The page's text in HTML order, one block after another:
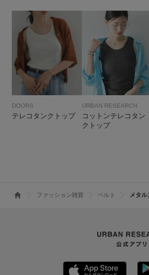
DOORS
テレコタンクトップ
URBAN RESEARCH
コットンテレコタン
クトップ
ファッション雑貨 ベルト メタル